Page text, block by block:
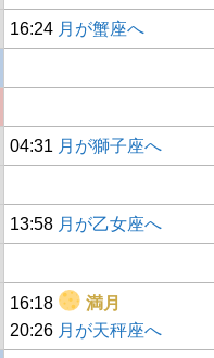
16:24 月が蟹座へ
04:31 月が獅子座へ
13:58 月が乙女座へ
16:18
満月
20:26 月が天秤座へ